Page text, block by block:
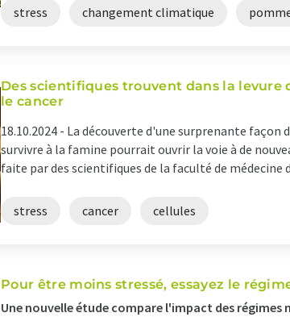
stress changement climatique
Des scientifiques trouvent dans la
le cancer
18.10.2024 - La découverte d'une surprenante façon
survivre à la famine pourrait ouvrir la voie à de
faite par des scientifiques de la faculté de médecine
stress cancer cellules
Pour être moins stressé, essayez le
Une nouvelle étude compare l'impact des